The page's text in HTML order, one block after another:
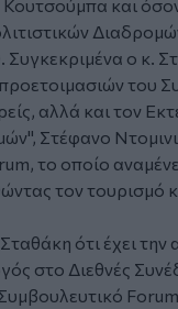
Κουτσούμπα και
ο κ.
του
αλλά και τον
Στέφανο
το οποίο
τον τουρισμό
ότι έχει την
στο Διεθνές